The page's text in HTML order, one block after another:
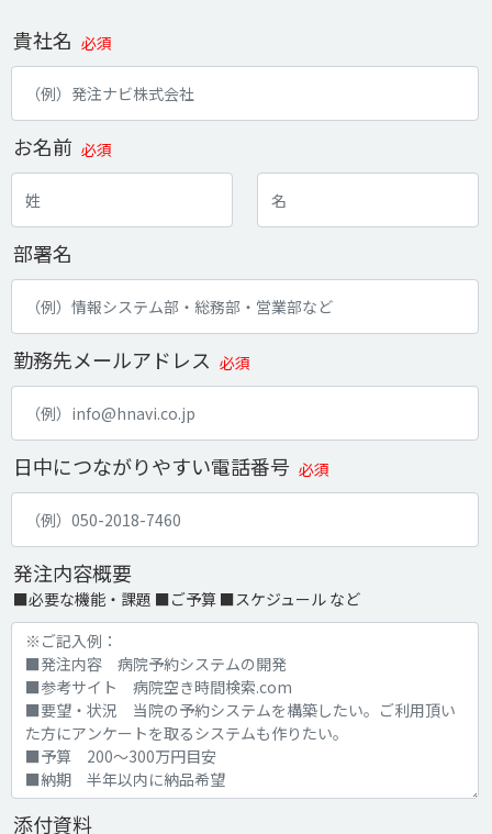
貴社名 必須
お名前 必須
部署名
勤務先メールアドレス 必須
日中につながりやすい電話番号 必須
発注内容概要
■必要な機能・課題 ■ご予算 ■スケジュール など
添付資料